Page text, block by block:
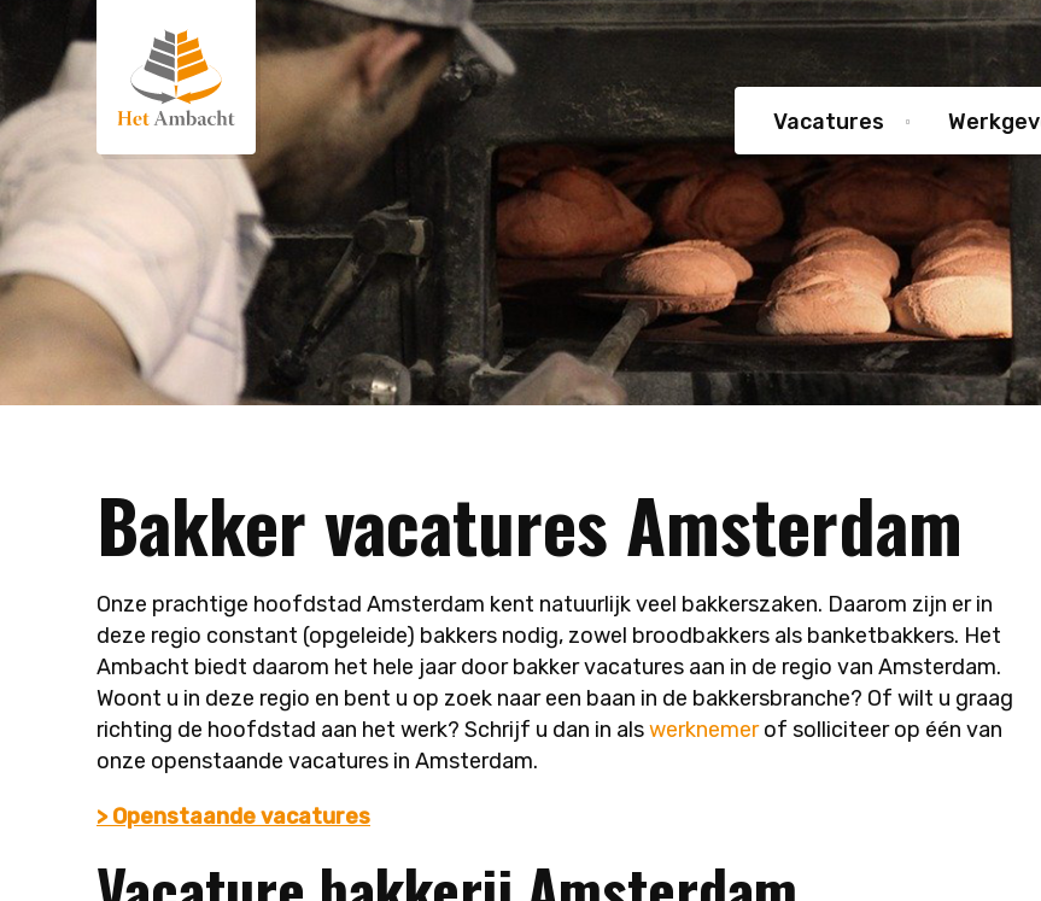
Vacatures
Bakker vacatures Amsterdam
Onze prachtige hoofdstad Amsterdam kent natuurlijk veel bakkerszaken. Daarom zijn er in
deze regio constant (opgeleide) bakkers nodig, zowel broodbakkers als banketbakkers. Het
Ambacht biedt daarom het hele jaar door bakker vacatures aan in de regio van Amsterdam.
Woont u in deze regio en bent u op zoek naar een baan in de bakkersbranche? Of wilt u graag
richting de hoofdstad aan het werk? Schrijf u dan in alswerknemerof solliciteer op één van
onze openstaande vacatures in Amsterdam.
> Openstaande vacatures